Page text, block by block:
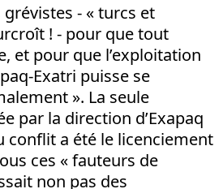
- « turcs et
! - pour que tout
et pour que l’exploitation
Exatri puisse se
». La seule
par la direction d’Exapaq
conflit a été le licenciement
ces « fauteurs de
non pas des